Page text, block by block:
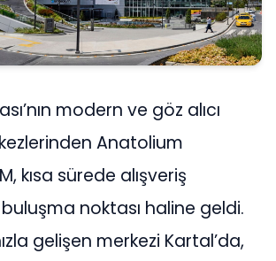
modern ve göz alıcı
Anatolium
kısa sürede alışveriş
buluşma noktası haline geldi.
gelişen merkezi Kartal’da,